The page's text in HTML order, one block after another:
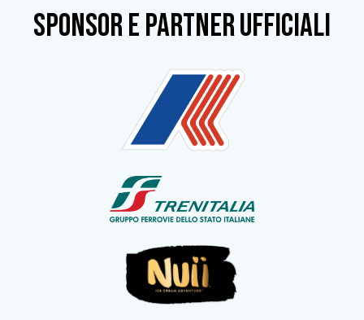
SPONSOR e partner ufficiali